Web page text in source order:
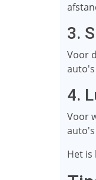
3.
Voor
auto's
4.
Voor
Het is